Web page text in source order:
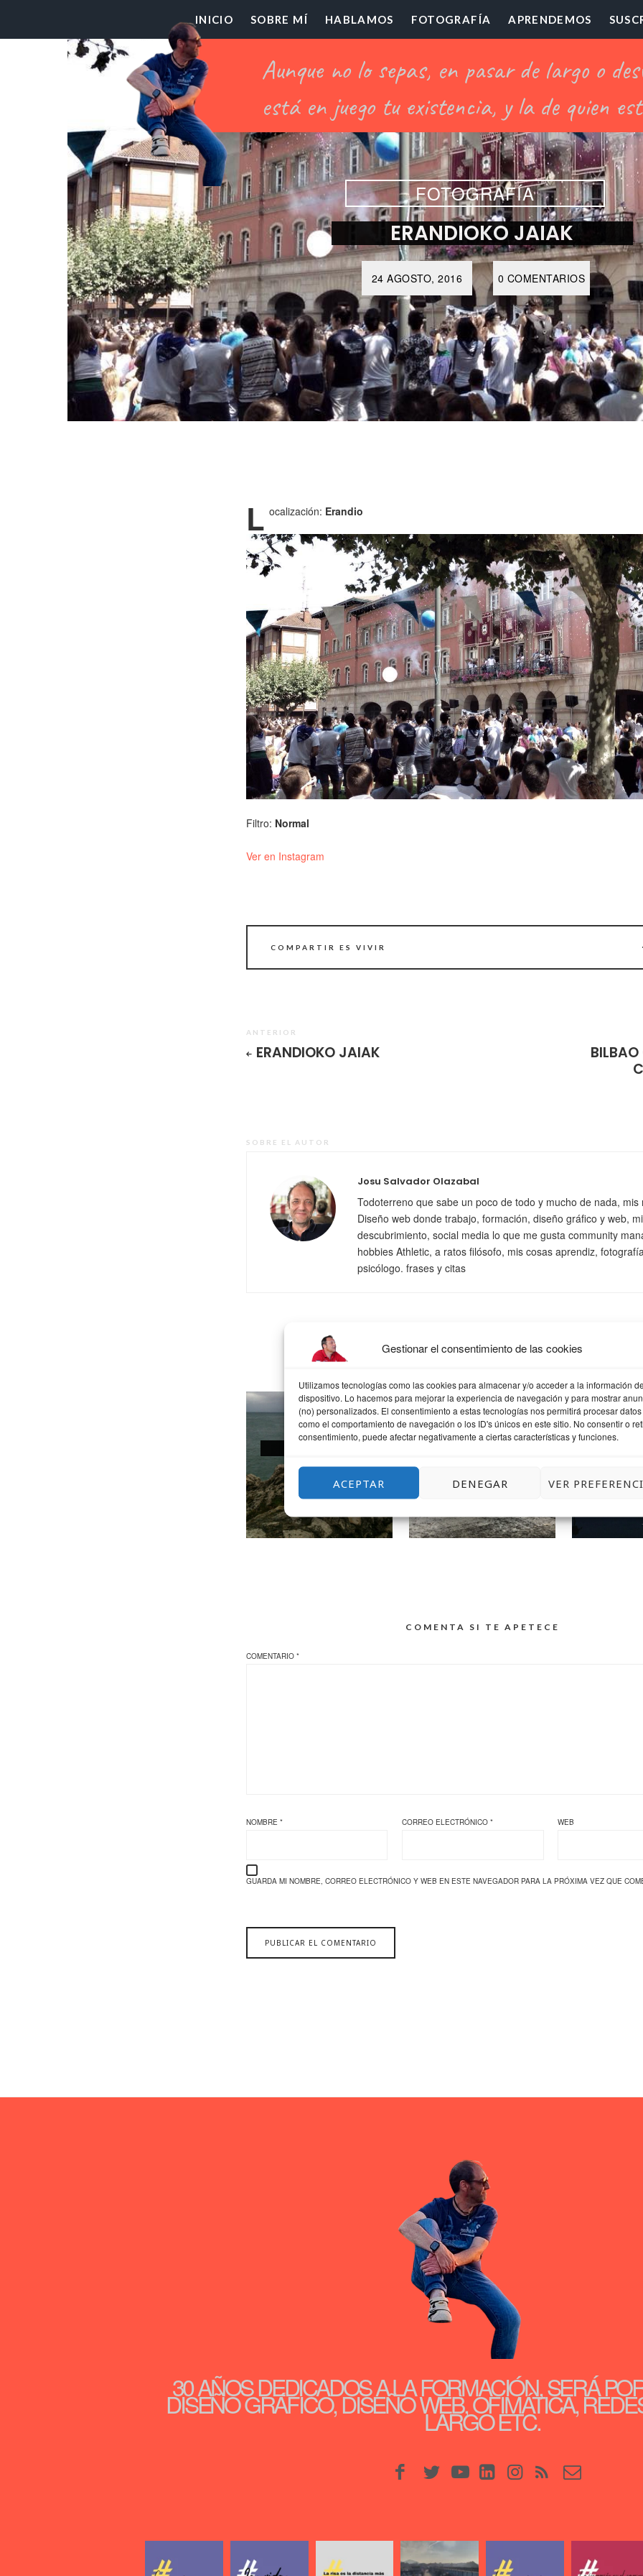
Gestionar el consentimiento de las cookies
Utilizamos tecnologías como las cookies para almacenar y/o acceder a la información
dispositivo. Lo hacemos para mejorar la experiencia de navegación y para mostrar
(no) personalizados. El consentimiento a estas tecnologías nos permitirá procesar datos
como el comportamiento de navegación o los ID's únicos en este sitio. No consentir o
consentimiento, puede afectar negativamente a ciertas características y funciones.
ACEPTAR DENEGAR VER
El
Profesor
Chillón
INICIO SOBRE MÍ HABLAMOS FOTOGRAFÍA APRENDEMOS
FOTOGRAFÍA
ERANDIOKO JAIAK
24 AGOSTO, 2016 0 COMENTARIOS
L ocalización: Erandio
Filtro: Normal
Ver en Instagram
COMPARTIR ES VIVIR
ANTERIOR
ERANDIOKO JAIAK
SOBRE EL AUTOR
Josu Salvador Olazabal
Todoterreno que sabe un poco de todo y mucho de nada, mis
Diseño web donde trabajo, formación, diseño gráfico y web, mi
descubrimiento, social media lo que me gusta community
hobbies Athletic, a ratos filósofo, mis cosas aprendiz,
psicólogo. frases y citas
#JAIAKERANDIO
UNA
COMENTA SI TE APETECE
COMENTARIO *
NOMBRE * CORREO ELECTRÓNICO* WEB
GUARDA MI NOMBRE, CORREO ELECTRÓNICO Y WEB EN ESTE NAVEGADOR PARA LA PRÓXIMA VEZ QUE
30 AÑOS DEDICADOS A LA FORMACIÓN, SERÁ
DISEÑO GRÁFICO, DISEÑO WEB, OFIMÁTICA,
LARGO ETC.